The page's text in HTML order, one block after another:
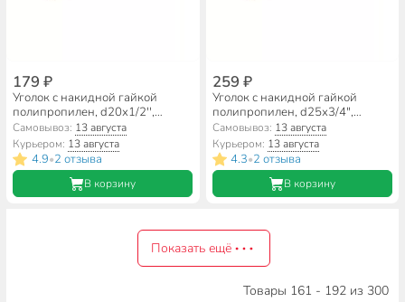
179 ₽
Уголок с накидной гайкой
полипропилен, d20х1/2'',
белый, RTP
Самовывоз: 13 августа
Курьером: 13 августа
4.9•2 отзыва
В корзину
259 ₽
Уголок с накидной гайкой
полипропилен, d25х3/4",
белый, RTP
Самовывоз: 13 августа
Курьером: 13 августа
4.3•2 отзыва
В корзину
Показать ещё
Товары 161 - 192 из 300